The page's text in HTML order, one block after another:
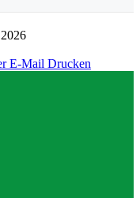
E-Mail Drucken